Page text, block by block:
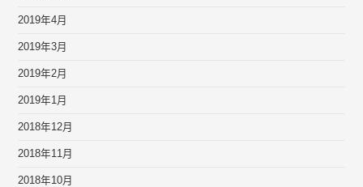
2019年4月
2019年3月
2019年2月
2019年1月
2018年12月
2018年11月
2018年10月